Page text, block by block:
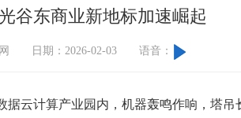
谷东商业新地标加速崛起
日期：2026-02-03 语音：
计算产业园内，机器轰鸣作响，塔吊